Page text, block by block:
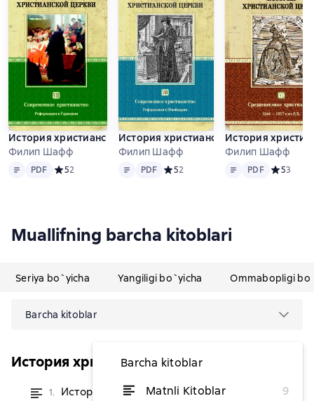
История христианской церкви. Том VII. Современное
Филип Шафф
Matn PDF
PDF Средний рейтинг 5 на основе 2 оценок
52
История христианской церкви. Том
Филип Шафф
Matn PDF
PDF Средний рейтинг 5 на основе 2
52
История
Филип Шафф
Matn PDF
PDF Средний
53
Muallifning barcha kitoblari
Seriya bo`yicha Yangiligi bo`yicha Ommabopligi
Barcha kitoblar
Barcha kitoblar
Matnli Kitoblar
9
История христианской церкви
1.
История христианской
dan 102 459,02 soʻm